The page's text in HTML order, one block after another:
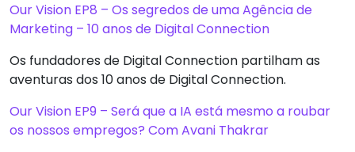
Our Vision EP8 – Os segredos de uma Agência de
Marketing – 10 anos de Digital Connection
Os fundadores de Digital Connection partilham as
aventuras dos 10 anos de Digital Connection.
Our Vision EP9 – Será que a IA está mesmo a roubar
os nossos empregos? Com ​​Avani Thakrar